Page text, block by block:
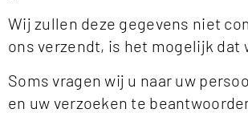
Wij zullen deze gegevens niet
ons verzendt, is het mogelijk dat
Soms vragen wij u naar uw
en uw verzoeken te